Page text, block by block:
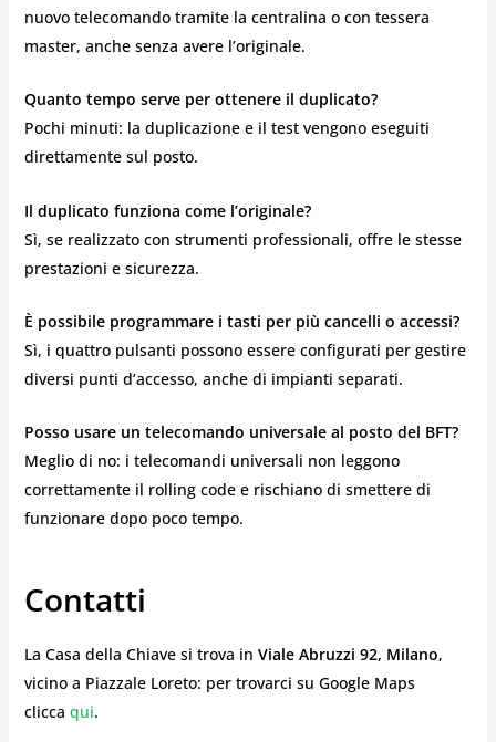
nuovo telecomando tramite la centralina o con tessera
master, anche senza avere l’originale.
Quanto tempo serve per ottenere il duplicato?
Pochi minuti: la duplicazione e il test vengono eseguiti
direttamente sul posto.
Il duplicato funziona come l’originale?
Sì, se realizzato con strumenti professionali, offre le stesse
prestazioni e sicurezza.
È possibile programmare i tasti per più cancelli o accessi?
Sì, i quattro pulsanti possono essere configurati per gestire
diversi punti d’accesso, anche di impianti separati.
Posso usare un telecomando universale al posto del BFT?
Meglio di no: i telecomandi universali non leggono
correttamente il rolling code e rischiano di smettere di
funzionare dopo poco tempo.
Contatti
La Casa della Chiave si trova in Viale Abruzzi 92, Milano,
vicino a Piazzale Loreto: per trovarci su Google Maps
clicca qui.